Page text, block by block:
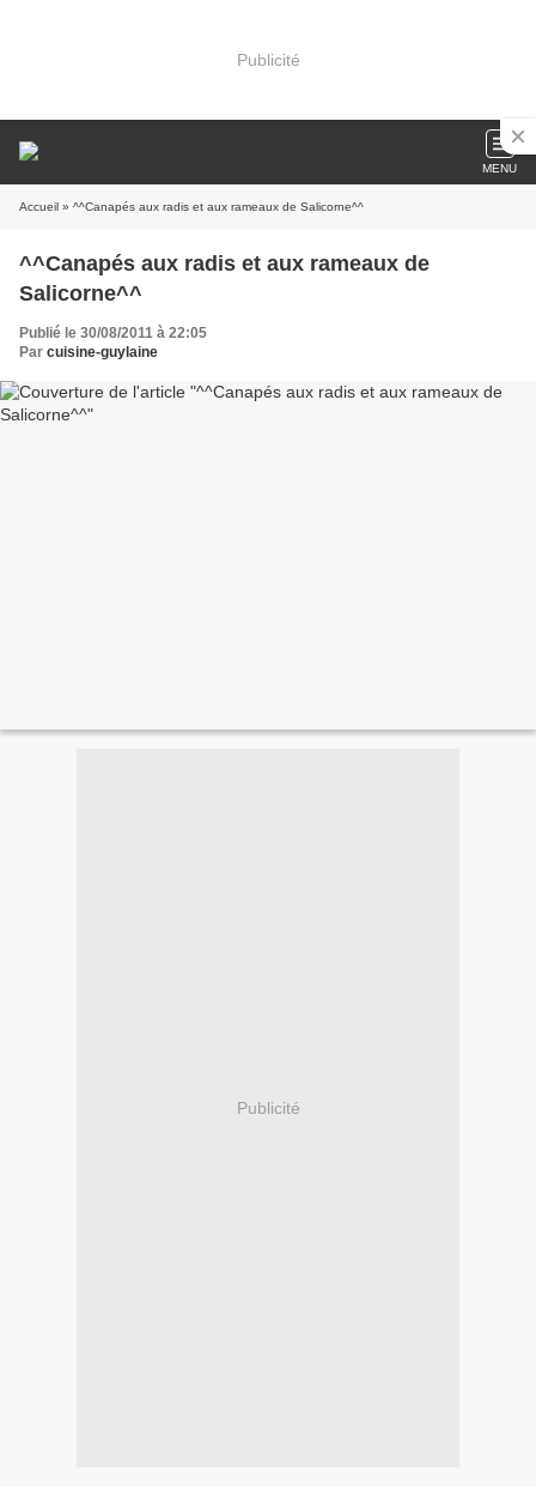
Publicité
MENU
Accueil » ^^Canapés aux radis et aux rameaux de Salicorne^^
^^Canapés aux radis et aux rameaux de
Salicorne^^
Publié le 30/08/2011 à 22:05
Par cuisine-guylaine
Publicité